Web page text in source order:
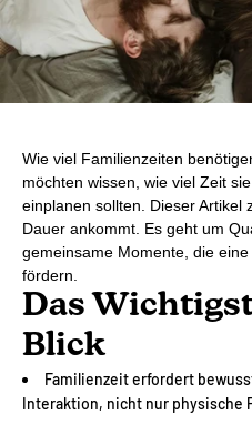
Wie viel Familienzeiten
möchten wissen, wie viel Zeit
einplanen sollten. Dieser Artikel
Dauer ankommt. Es geht um
gemeinsame Momente, die
fördern.
Das
Blick
Familienzeit erfordert
Interaktion, nicht nur physische